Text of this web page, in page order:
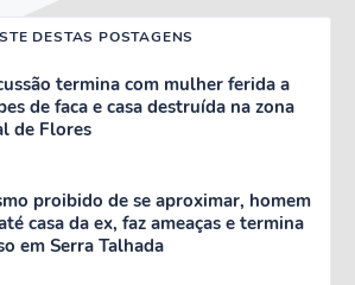
DESTAS POSTAGENS
termina com mulher ferida a
de faca e casa destruída na zona
de Flores
proibido de se aproximar, homem
casa da ex, faz ameaças e termina
em Serra Talhada